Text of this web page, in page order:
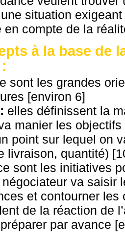
situation
compte de la
à la base de
sont les grandes
[environ 6]
elles définissent la
manier les
point sur lequel on
livraison, quantité)
sont les initiatives
va saisir
et contourner les
de la réaction de
par avance